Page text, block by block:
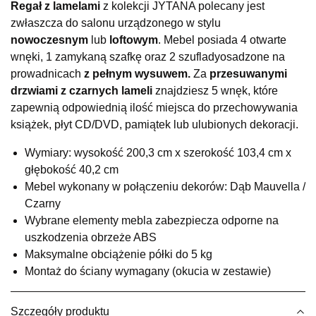
SALON MEBLOWY KUBUŚ
Salon meblowy
UL.RZEMIEŚLNICZA 6
66-470 KOSTRZYN NAD ODRĄ
Nr tel.507103199
Godziny otwarcia
Pn-Pt: 10:00-18:00, Sb: 10:00-14:00
1 429,00 zł
Wybierz
SALON MEBLOWY M JAK MEBLE
Salon meblowy
UL.BASZTOWA 3
76-100 SŁAWNO
Nr tel.502668736
Regał z lamelami z kolekcji JYTANA polecany jest
zwłaszcza do salonu urządzonego w stylu
nowoczesnym lub loftowym. Mebel posiada 4 otwarte
wnęki, 1 zamykaną szafkę oraz 2 szufladyosadzone na
prowadnicach z pełnym wysuwem. Za przesuwanymi
drzwiami z czarnych lameli znajdziesz 5 wnęk, które
zapewnią odpowiednią ilość miejsca do przechowywania
książek, płyt CD/DVD, pamiątek lub ulubionych dekoracji.
Wymiary: wysokość 200,3 cm x szerokość 103,4 cm x
głębokość 40,2 cm
Mebel wykonany w połączeniu dekorów: Dąb Mauvella /
Czarny
Wybrane elementy mebla zabezpiecza odporne na
uszkodzenia obrzeże ABS
Maksymalne obciążenie półki do 5 kg
Montaż do ściany wymagany (okucia w zestawie)
Szczegóły produktu